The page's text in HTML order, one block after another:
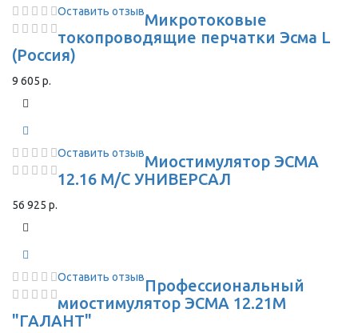
Оставить отзывМикротоковые
токопроводящие перчатки Эсма L
(Россия)
9 605 р.
Оставить отзывМиостимулятор ЭСМА
12.16 М/С УНИВЕРСАЛ
56 925 р.
Оставить отзывПрофессиональный
миостимулятор ЭСМА 12.21М
"ГАЛАНТ"